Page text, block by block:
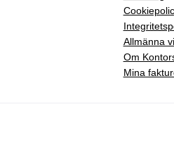
Allmänna
Om
Mina